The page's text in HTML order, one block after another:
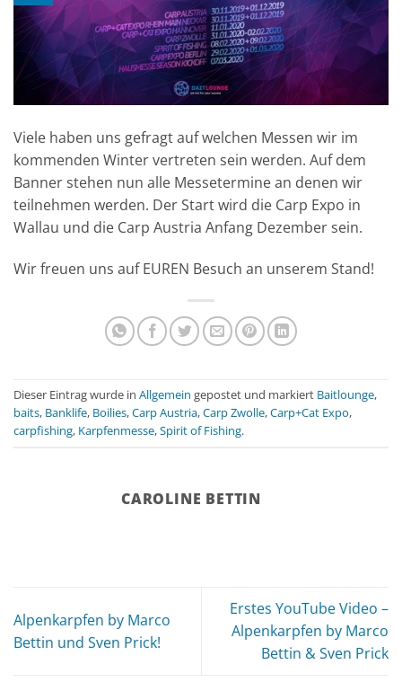
Viele haben uns gefragt auf welchen Messen wir im
kommenden Winter vertreten sein werden. Auf dem
Banner stehen nun alle Messetermine an denen wir
teilnehmen werden. Der Start wird die Carp Expo in
Wallau und die Carp Austria Anfang Dezember sein.
Wir freuen uns auf EUREN Besuch an unserem Stand!
Dieser Eintrag wurde in Allgemein gepostet und markiert Baitlounge,
baits, Banklife, Boilies,Carp Austria,Carp Zwolle,Carp+Cat Expo,
carpfishing, Karpfenmesse,Spirit of Fishing.
CAROLINE BETTIN
Alpenkarpfen by Marco
Bettin und Sven Prick!
Erstes YouTube Video –
Alpenkarpfen by Marco
Bettin & Sven Prick